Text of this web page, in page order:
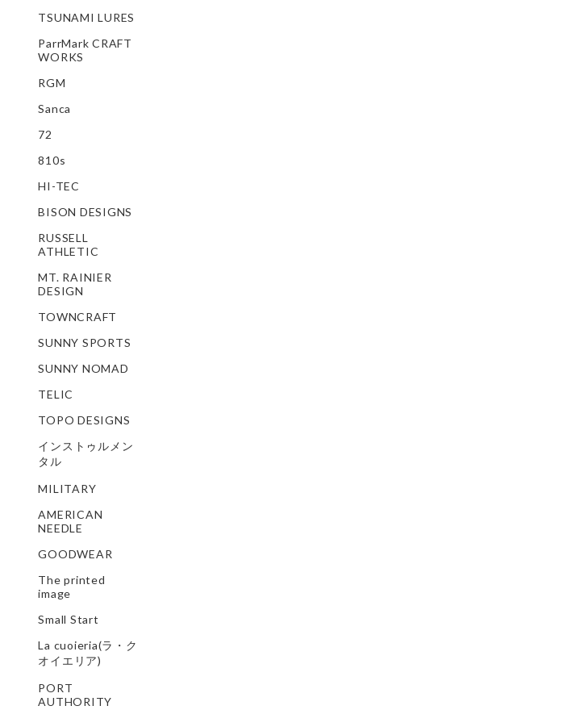
TSUNAMI LURES
ParrMark CRAFT
WORKS
RGM
Sanca
72
810s
HI-TEC
BISON DESIGNS
RUSSELL
ATHLETIC
MT. RAINIER
DESIGN
TOWNCRAFT
SUNNY SPORTS
SUNNY NOMAD
TELIC
TOPO DESIGNS
インストゥルメン
タル
MILITARY
AMERICAN
NEEDLE
GOODWEAR
The printed
image
Small Start
La cuoieria(ラ・ク
オイエリア)
PORT
AUTHORITY